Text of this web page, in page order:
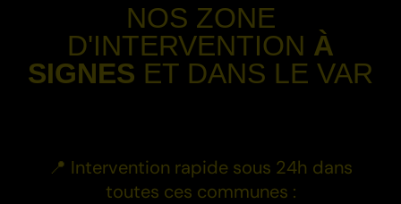
NOS ZONE
D'INTERVENTION À
SIGNES ET DANS LE VAR
📍 Intervention rapide sous 24h dans
toutes ces communes :